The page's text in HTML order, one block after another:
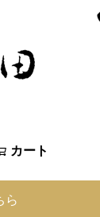
カート
ら